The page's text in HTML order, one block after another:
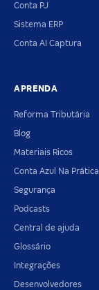
Conta PJ
Sistema ERP
Conta AI Captura
APRENDA
Reforma Tributária
Blog
Materiais Ricos
Conta Azul Na Prática
Segurança
Podcasts
Central de ajuda
Glossário
Integrações
Desenvolvedores